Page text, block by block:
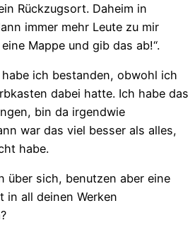
Rückzugsort. Daheim in
immer mehr Leute zu mir
Mappe und gib das ab!“.
ich bestanden, obwohl ich
dabei hatte. Ich habe das
bin da irgendwie
war das viel besser als alles,
habe.
über sich, benutzen aber eine
in all deinen Werken